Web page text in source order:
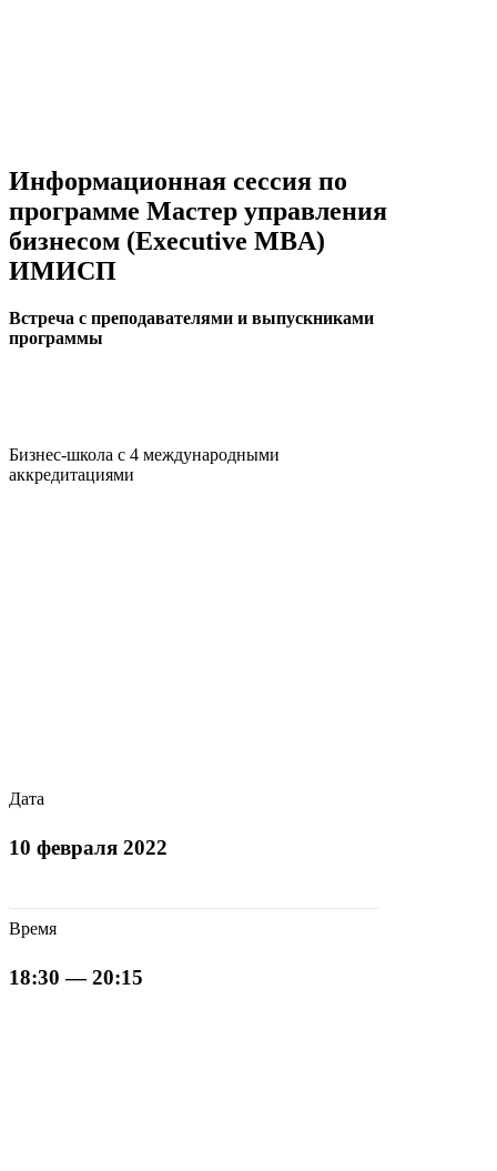
Информационная сессия по
программе Мастер управления
бизнесом (Executive MBA)
ИМИСП
Встреча с преподавателями и выпускниками
программы
Бизнес-школа с 4 международными
аккредитациями
Дата
10 февраля 2022
Время
18:30 — 20:15